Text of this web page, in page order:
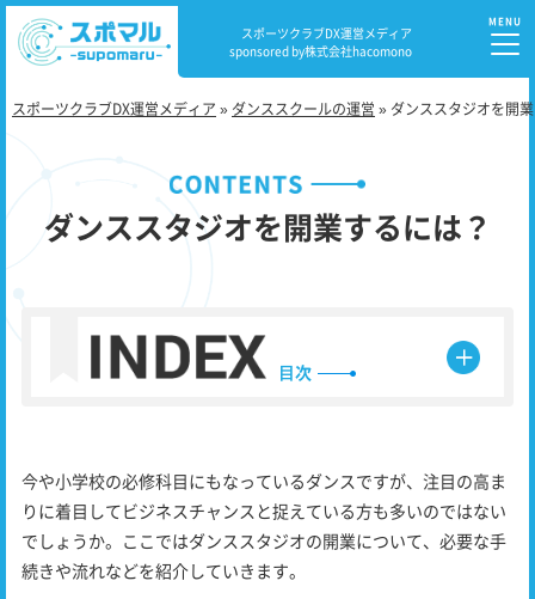
スポーツクラブDX運営メディア
sponsored by株式会社hacomono
スポーツクラブDX運営メディア » ダンススクールの運営 » ダンススタジオを開
ダンススタジオを開業するには？
⽬次
今や小学校の必修科目にもなっているダンスですが、注目の高ま
りに着目してビジネスチャンスと捉えている方も多いのではない
でしょうか。ここではダンススタジオの開業について、必要な手
続きや流れなどを紹介していきます。